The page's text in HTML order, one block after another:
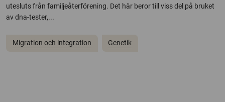
utesluts från familjeåterförening. Det här beror till viss del på bruket
av dna-tester,...
Migration och integration Genetik